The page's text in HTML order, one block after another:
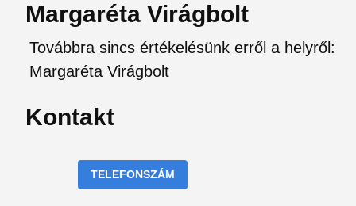
Margaréta Virágbolt
Továbbra sincs értékelésünk erről a helyről:
Margaréta Virágbolt
Kontakt
TELEFONSZÁM